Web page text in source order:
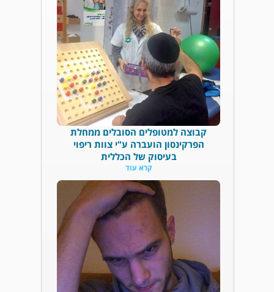
קבוצה למטופלים הסובלים ממחלת
הפרקינסון הועברה ע"י צוות ריפוי
בעיסוק של הכללית
קרא עוד